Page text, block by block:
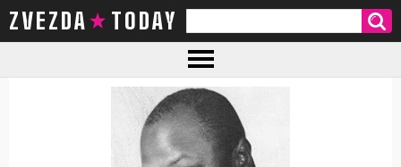
ZVEZDA TODAY